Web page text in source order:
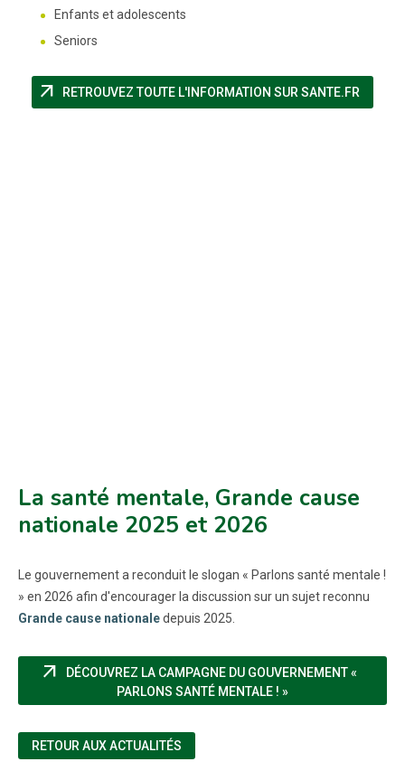
Enfants et adolescents
Seniors
arrow_outward RETROUVEZ TOUTE L'INFORMATION SUR SANTE.FR
La santé mentale, Grande cause
nationale 2025 et 2026
Le gouvernement a reconduit le slogan « Parlons santé mentale !
» en 2026 afin d'encourager la discussion sur un sujet reconnu
Grande cause nationaledepuis 2025.
arrow_outward
DÉCOUVREZ LA CAMPAGNE DU GOUVERNEMENT «
PARLONS SANTÉ MENTALE ! »(NOUVELLE
RETOUR AUX ACTUALITÉS